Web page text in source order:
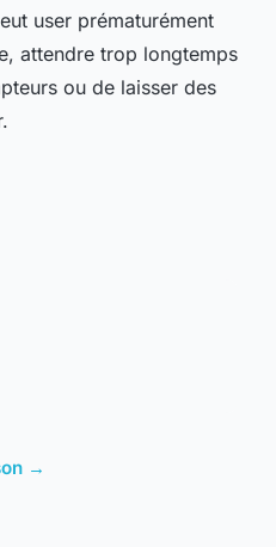
user prématurément
attendre trop longtemps
ou de laisser des
→